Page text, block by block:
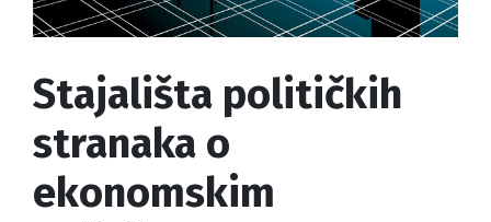
Stajališta političkih
stranaka o
ekonomskim